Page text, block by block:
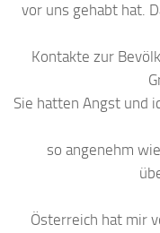
vor uns gehabt hat.
Kontakte zur
Sie hatten Angst und
so angenehm
Österreich hat mir